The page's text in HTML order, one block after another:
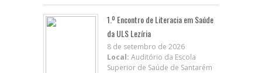
1.º Encontro de Literacia em Saúde
da ULS Lezíria
8 de setembro de 2026
Local: Auditório da Escola
Superior de Saúde de Santarém